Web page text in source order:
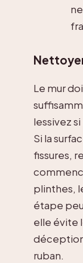
Le mur
lessivez
Si la
fissures,
plinthes,
étape
elle évite
ruban.